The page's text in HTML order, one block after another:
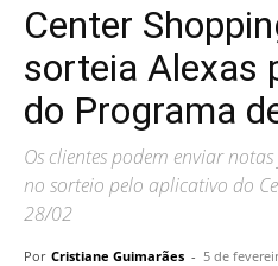
Center
sorteia Alexas
do Programa
Os clientes podem enviar
no sorteio pelo aplicativo do
28/02
Por Cristiane Guimarães - 5 de